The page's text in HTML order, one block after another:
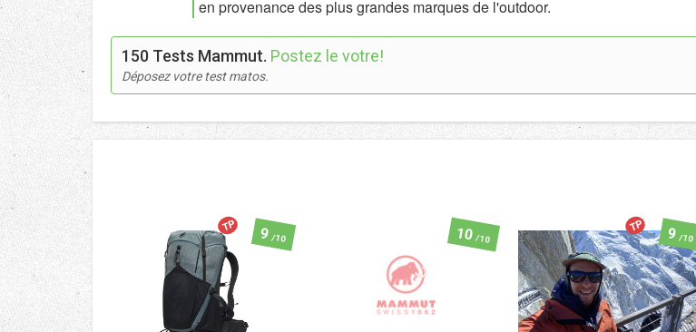
en provenance des plus grandes marques de l'outdoor.
150 Tests Mammut. Postez le votre!
Déposez votre test matos.
9/10
TP 10/10 9/10
TP